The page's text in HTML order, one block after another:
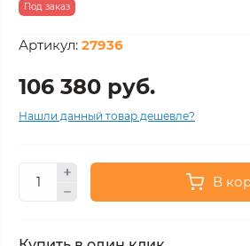
Под заказ
Артикул: 27936
106 380 руб.
Нашли данный товар дешевле?
В